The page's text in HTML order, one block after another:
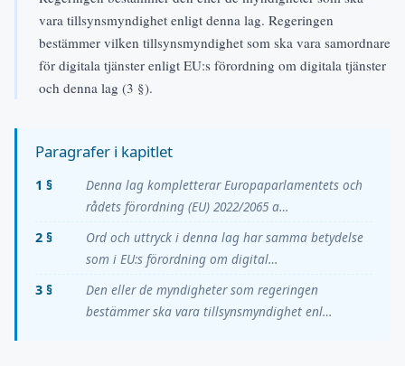
vara tillsynsmyndighet enligt denna lag. Regeringen
bestämmer vilken tillsynsmyndighet som ska vara samordnare
för digitala tjänster enligt EU:s förordning om digitala tjänster
och denna lag (3 §).
Paragrafer i kapitlet
1 §
Denna lag kompletterar Europaparlamentets och
rådets förordning (EU) 2022/2065 a…
2 §
Ord och uttryck i denna lag har samma betydelse
som i EU:s förordning om digital…
3 §
Den eller de myndigheter som regeringen
bestämmer ska vara tillsynsmyndighet enl…